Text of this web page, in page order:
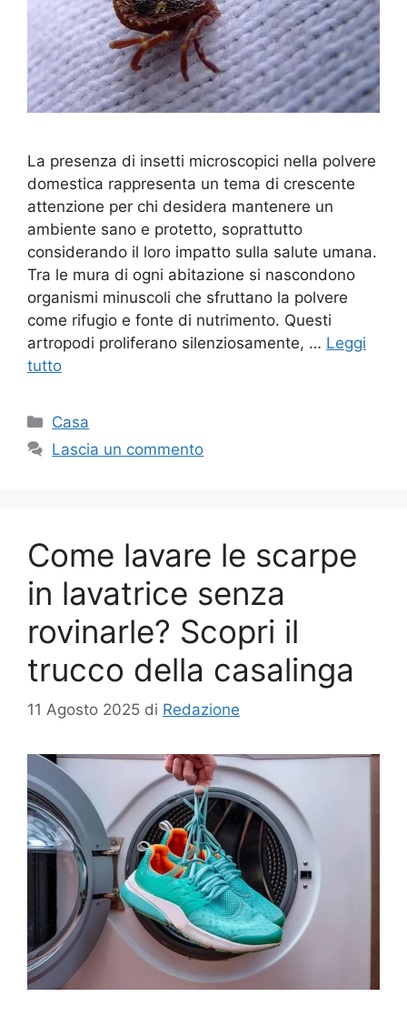
La presenza di insetti microscopici nella polvere
domestica rappresenta un tema di crescente
attenzione per chi desidera mantenere un
ambiente sano e protetto, soprattutto
considerando il loro impatto sulla salute umana.
Tra le mura di ogni abitazione si nascondono
organismi minuscoli che sfruttano la polvere
come rifugio e fonte di nutrimento. Questi
artropodi proliferano silenziosamente, … Leggi
tutto
Categorie
Casa
Lascia un commento
Come lavare le scarpe
in lavatrice senza
rovinarle? Scopri il
trucco della casalinga
11 Agosto 2025 di Redazione